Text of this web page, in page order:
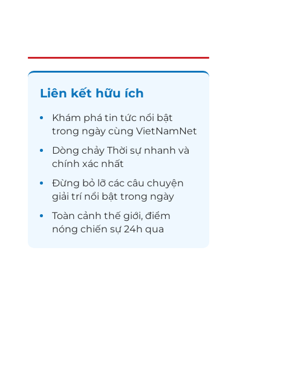
Liên kết hữu ích
Khám phá tin tức nổi bật
trong ngày cùng VietNamNet
Dòng chảy Thời sự nhanh và
chính xác nhất
Đừng bỏ lỡ các câu chuyện
giải trínổi bật trong ngày
Toàn cảnh thế giới, điểm
nóng chiến sự 24h qua